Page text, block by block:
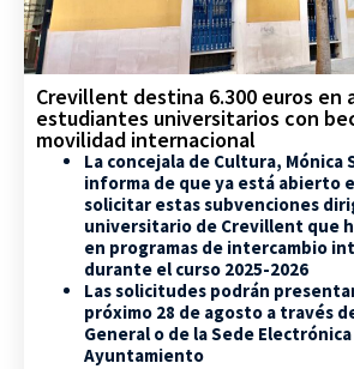
Crevillent destina 6.300 euros en
estudiantes universitarios con
movilidad internacional
La concejala de Cultura, Mónica
informa de que ya está abierto
solicitar estas subvenciones
universitario de Crevillent que
en programas de intercambio
durante el curso 2025-2026
Las solicitudes podrán
próximo 28 de agosto a través
General o de la Sede
Ayuntamiento